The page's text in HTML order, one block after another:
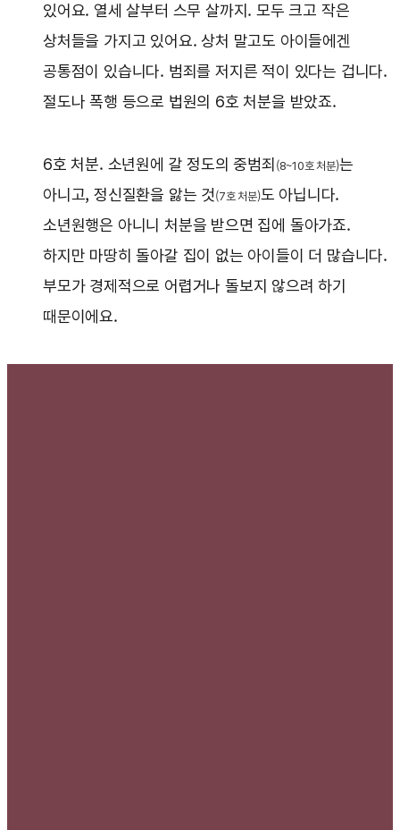
있어요. 열세 살부터 스무 살까지. 모두 크고 작은
상처들을 가지고 있어요. 상처 말고도 아이들에겐
공통점이 있습니다. 범죄를 저지른 적이 있다는 겁니다.
절도나 폭행 등으로 법원의 6호 처분을 받았죠.
6호 처분. 소년원에 갈 정도의 중범죄 (8~10호 처분)는
아니고, 정신질환을 앓는 것 (7호 처분)도 아닙니다.
소년원행은 아니니 처분을 받으면 집에 돌아가죠.
하지만 마땅히 돌아갈 집이 없는 아이들이 더 많습니다.
부모가 경제적으로 어렵거나 돌보지 않으려 하기
때문이에요.